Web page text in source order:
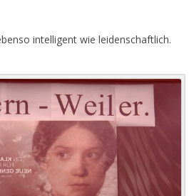
intelligent wie leidenschaftlich.